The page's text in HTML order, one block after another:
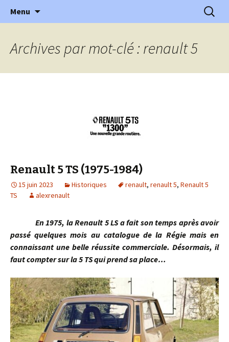
l'Automobile Ancienne
l'automobile ancienne : articles, historiques
…
Menu
Archives par mot-clé : renault 5
Renault 5 TS (1975-1984)
15 juin 2023 Historiques renault, renault 5, Renault 5
TS
alexrenault
En 1975, la Renault 5 LS a fait son temps après avoir
passé quelques mois au catalogue de la Régie mais en
connaissant une belle réussite commerciale. Désormais, il
faut compter sur la 5 TS qui prend sa place…